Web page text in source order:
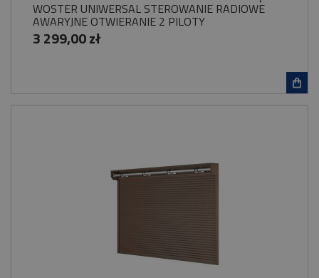
WOSTER UNIWERSAL STEROWANIE RADIOWE
AWARYJNE OTWIERANIE 2 PILOTY
3 299,00 zł